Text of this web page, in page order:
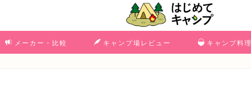
メーカー・比較 キャンプ場レビュー キャンプ料理